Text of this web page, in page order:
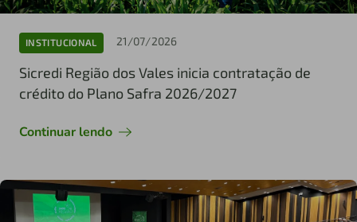
INSTITUCIONAL 21/07/2026
Sicredi Região dos Vales inicia contratação de
crédito do Plano Safra 2026/2027
Continuar lendo